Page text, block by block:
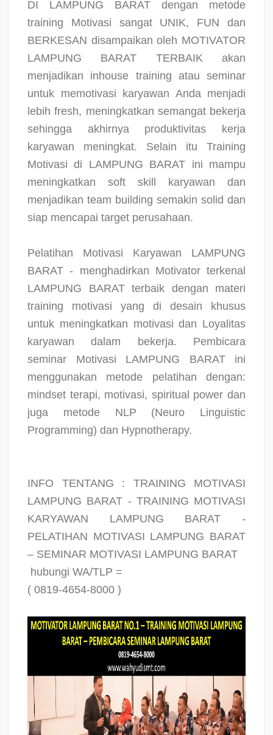
DI LAMPUNG BARAT dengan metode
training Motivasi sangat UNIK, FUN dan
BERKESAN disampaikan oleh MOTIVATOR
LAMPUNG BARAT TERBAIK akan
menjadikan inhouse training atau seminar
untuk memotivasi karyawan Anda menjadi
lebih fresh, meningkatkan semangat bekerja
sehingga akhirnya produktivitas kerja
karyawan meningkat. Selain itu Training
Motivasi di LAMPUNG BARAT ini mampu
meningkatkan soft skill karyawan dan
menjadikan team building semakin solid dan
siap mencapai target perusahaan.
Pelatihan Motivasi Karyawan LAMPUNG
BARAT - menghadirkan Motivator terkenal
LAMPUNG BARAT terbaik dengan materi
training motivasi yang di desain khusus
untuk meningkatkan motivasi dan Loyalitas
karyawan dalam bekerja. Pembicara
seminar Motivasi LAMPUNG BARAT ini
menggunakan metode pelatihan dengan:
mindset terapi, motivasi, spiritual power dan
juga metode NLP (Neuro Linguistic
Programming) dan Hypnotherapy.
INFO TENTANG : TRAINING MOTIVASI
LAMPUNG BARAT - TRAINING MOTIVASI
KARYAWAN LAMPUNG BARAT -
PELATIHAN MOTIVASI LAMPUNG BARAT
– SEMINAR MOTIVASI LAMPUNG BARAT
hubungi WA/TLP =
( 0819-4654-8000 )